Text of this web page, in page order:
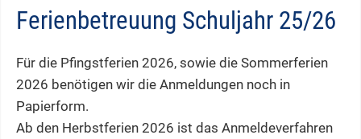
Ferienbetreuung Schuljahr 25/26
Für die Pfingstferien 2026, sowie die Sommerferien
2026 benötigen wir die Anmeldungen noch in
Papierform.
Ab den Herbstferien 2026 ist das Anmeldeverfahren